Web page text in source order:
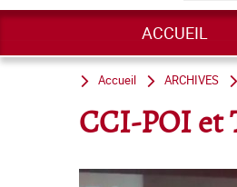
ACCUEIL
Accueil ARCHIVES
CCI-POI et